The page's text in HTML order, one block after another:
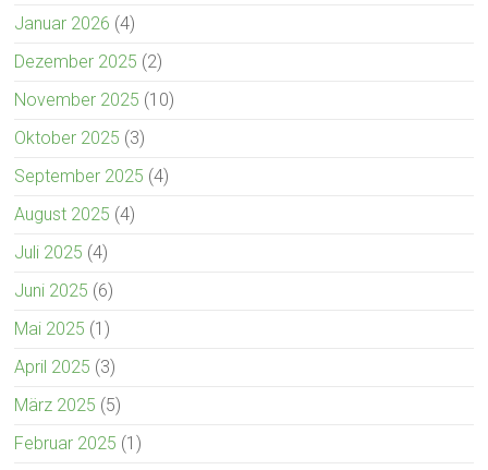
Januar 2026 (4)
Dezember 2025 (2)
November 2025 (10)
Oktober 2025 (3)
September 2025 (4)
August 2025 (4)
Juli 2025 (4)
Juni 2025 (6)
Mai 2025 (1)
April 2025 (3)
März 2025 (5)
Februar 2025 (1)